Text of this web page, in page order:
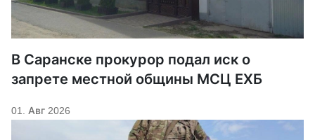
В Саранске прокурор подал иск о
запрете местной общины МСЦ ЕХБ
01. Авг 2026